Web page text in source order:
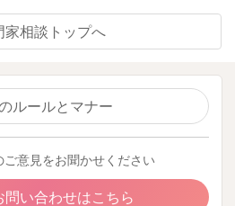
相談トップへ
ルールとマナー
意見をお聞かせください
問い合わせはこちら